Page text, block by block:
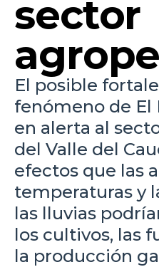
sector
El posible
fenómeno de
en alerta al
del Valle del
efectos que las
temperaturas y
las lluvias
los cultivos, las
la producción